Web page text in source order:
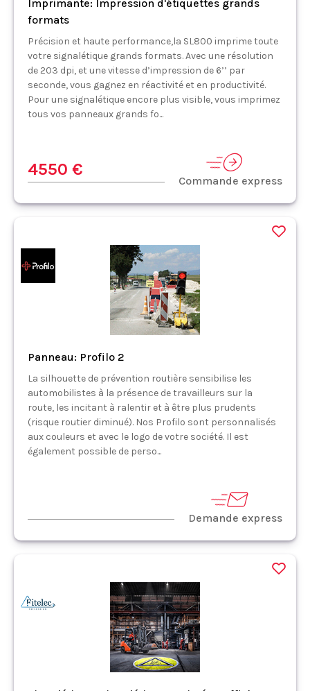
Imprimante: Impression d'étiquettes grands
formats
Précision et haute performance,la SL800 imprime toute
votre signalétique grands formats. Avec une résolution
de 203 dpi, et une vitesse d’impression de 6’’ par
seconde, vous gagnez en réactivité et en productivité.
Pour une signalétique encore plus visible, vous imprimez
tous vos panneaux grands fo...
4550 €
Commande express
Panneau: Profilo 2
La silhouette de prévention routière sensibilise les
automobilistes à la présence de travailleurs sur la
route, les incitant à ralentir et à être plus prudents
(risque routier diminué). Nos Profilo sont personnalisés
aux couleurs et avec le logo de votre société. Il est
également possible de perso...
Demande express